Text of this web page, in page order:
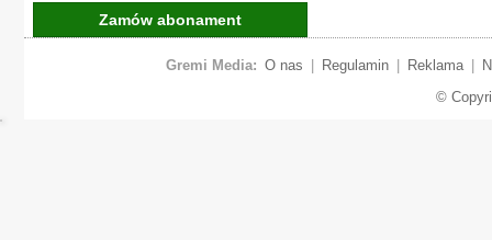
Zamów abonament
Gremi Media: O nas Regulamin Reklama
©